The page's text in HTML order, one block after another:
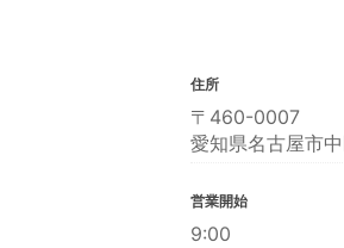
住所
〒460-0007
愛知県名古屋市
営業開始
9:00